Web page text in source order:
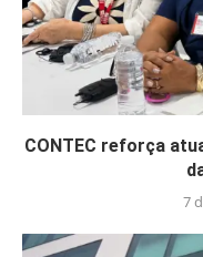
CONTEC reforça
7